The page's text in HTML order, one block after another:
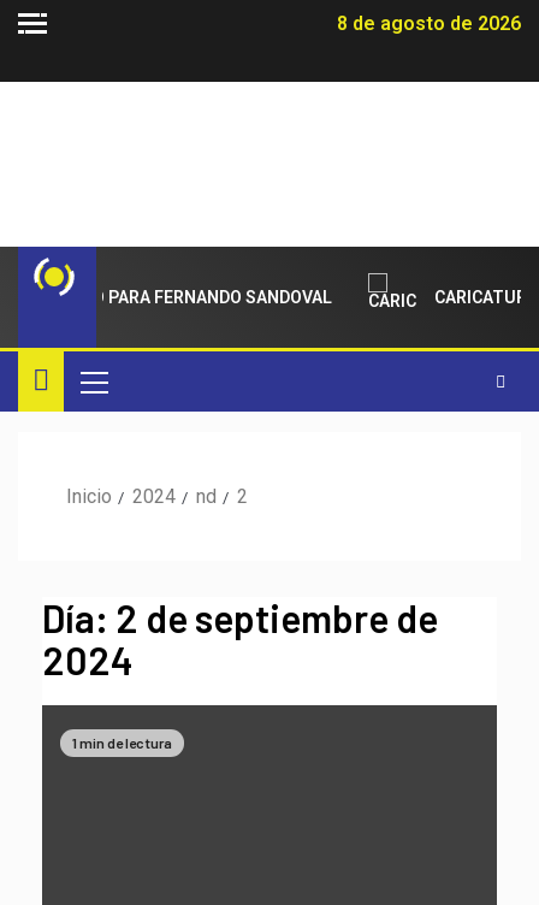
8 de agosto de 2026
PARA FERNANDO SANDOVAL CARICATURAS
Inicio 2024 nd 2
Día: 2 de septiembre de
2024
1 min de lectura